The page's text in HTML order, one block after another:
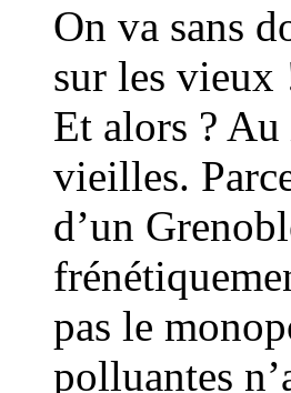
On va sans
sur les vieux
Et alors ? Au
vieilles.
d’un
pas le
polluantes